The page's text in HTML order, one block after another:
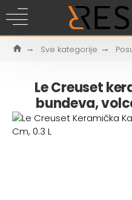
Sve kategorije
Le Creuset
bundeva,